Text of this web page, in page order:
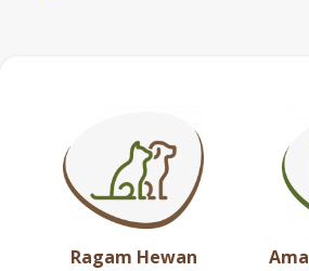
Ragam Hewan